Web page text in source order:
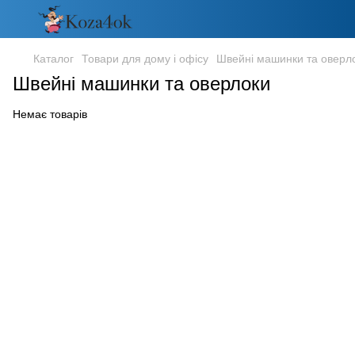
Каталог Товари для дому і офісу Швейні машинки та
Швейні машинки та оверлоки
Немає товарів